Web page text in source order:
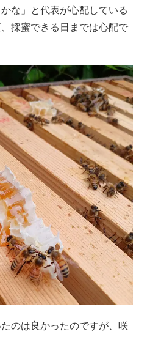
な」と代表が心配している
採蜜できる日までは心配で
のは良かったのですが、咲